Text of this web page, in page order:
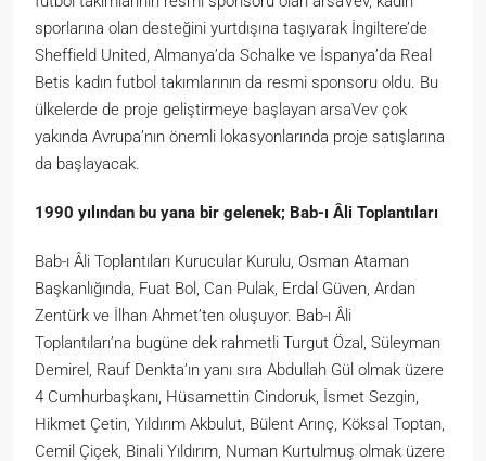
sporlarına olan desteğini yurtdışına taşıyarak İngiltere’de
Sheffield United, Almanya’da Schalke ve İspanya’da Real
Betis kadın futbol takımlarının da resmi sponsoru oldu. Bu
ülkelerde de proje geliştirmeye başlayan arsaVev çok
yakında Avrupa’nın önemli lokasyonlarında proje satışlarına
da başlayacak.
1990 yılından bu yana bir gelenek; Bab-ı Âli Toplantıları
Bab-ı Âli Toplantıları Kurucular Kurulu, Osman Ataman
Başkanlığında, Fuat Bol, Can Pulak, Erdal Güven, Ardan
Zentürk ve İlhan Ahmet’ten oluşuyor. Bab-ı Âli
Toplantıları’na bugüne dek rahmetli Turgut Özal, Süleyman
Demirel, Rauf Denkta’ın yanı sıra Abdullah Gül olmak üzere
4 Cumhurbaşkanı, Hüsamettin Cindoruk, İsmet Sezgin,
Hikmet Çetin, Yıldırım Akbulut, Bülent Arınç, Köksal Toptan,
Cemil Çiçek, Binali Yıldırım, Numan Kurtulmuş olmak üzere